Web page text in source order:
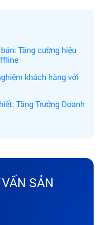
Tăng cường hiệu
khách hàng với
Tăng Trưởng Doanh
SẢN